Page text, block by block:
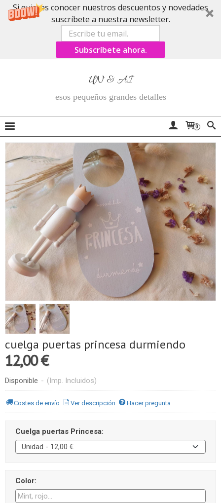
Si quieres conocer nuestros descuentos y novedades
suscríbete a nuestra newsletter.
Subscríbete ahora.
UN & AI
esos pequeños grandes detalles
0
cuelga puertas princesa durmiendo
12,00 €
Disponible - (Imp. Incluidos)
Costes de envío Ver descripción Hacer pregunta
Cuelga puertas Princesa:
Color: